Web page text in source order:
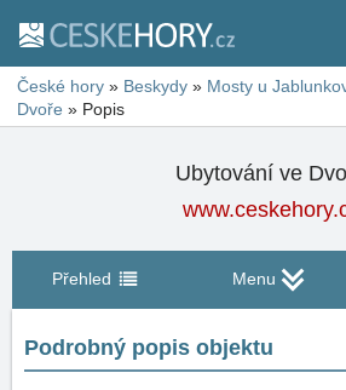
České hory » Beskydy » Mosty u
Dvoře » Popis
Ubytování ve
Přehled Menu
Podrobný popis objektu